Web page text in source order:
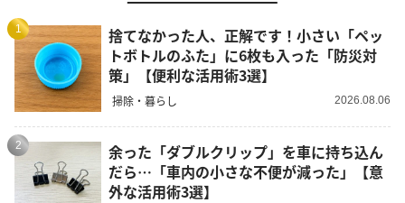
1
捨てなかった人、正解です！小さい「ペッ
トボトルのふた」に6枚も入った「防災対
策」【便利な活用術3選】
掃除・暮らし 2026.08.06
2
余った「ダブルクリップ」を車に持ち込ん
だら…「車内の小さな不便が減った」【意
外な活用術3選】